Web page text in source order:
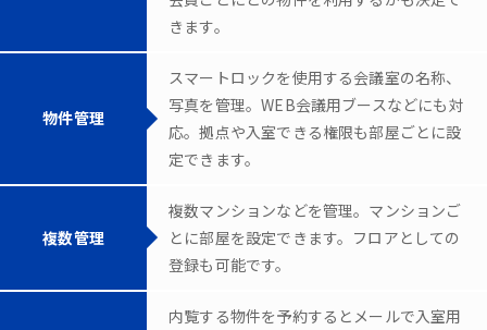
きます。
物件管理
スマートロックを使用する会議室の名称、
写真を管理。WEB会議用ブースなどにも対
応。拠点や入室できる権限も部屋ごとに設
定できます。
複数管理
複数マンションなどを管理。マンションご
とに部屋を設定できます。フロアとしての
登録も可能です。
内覧する物件を予約するとメールで入室用